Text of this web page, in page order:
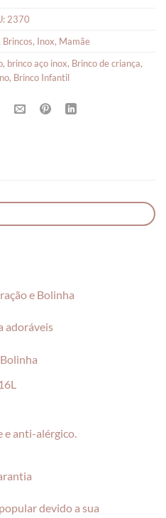
2370
Brincos, Inox, Mamãe
, brinco aço inox, Brinco de criança,
, Brinco Infantil
e Bolinha
adoráveis
e anti-alérgico.
devido a sua